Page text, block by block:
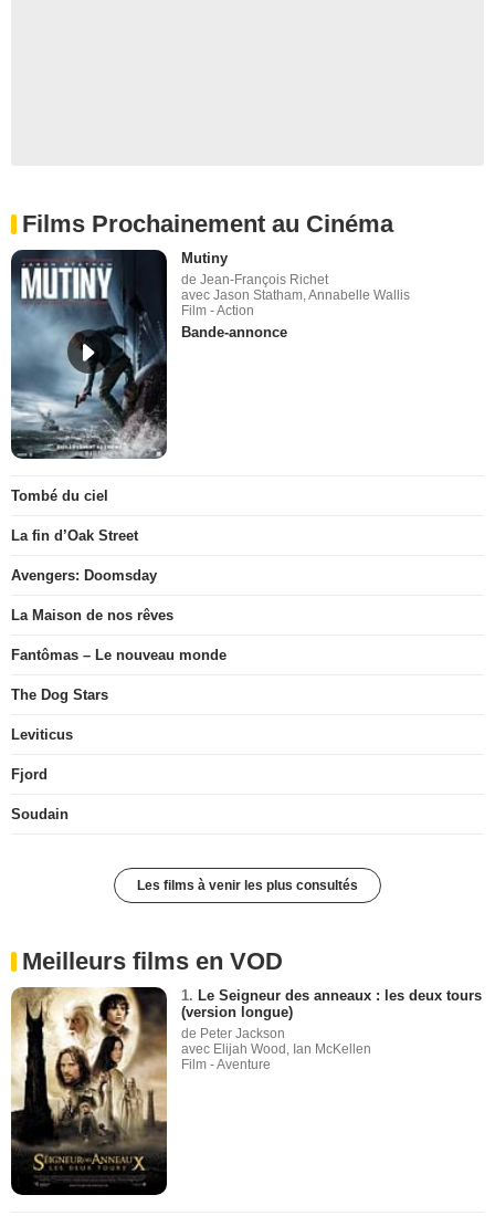
Films Prochainement au Cinéma
Mutiny
de Jean-François Richet
avec Jason Statham, Annabelle Wallis
Film - Action
Bande-annonce
Tombé du ciel
La fin d’Oak Street
Avengers: Doomsday
La Maison de nos rêves
Fantômas – Le nouveau monde
The Dog Stars
Leviticus
Fjord
Soudain
Les films à venir les plus consultés
Meilleurs films en VOD
1. Le Seigneur des anneaux : les deux tours
(version longue)
de Peter Jackson
avec Elijah Wood, Ian McKellen
Film - Aventure